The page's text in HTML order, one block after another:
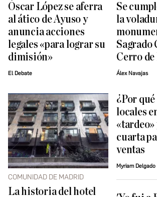
Óscar López se aferra
al ático de Ayuso y
anuncia acciones
legales «para lograr su
dimisión»
El Debate
Se
la
Sagrado
Cerro de
Álex Navajas
COMUNIDAD DE MADRID
La historia del hotel
¿Por
locales
«tardeo»
cuarta
ventas
Myriam Delgado